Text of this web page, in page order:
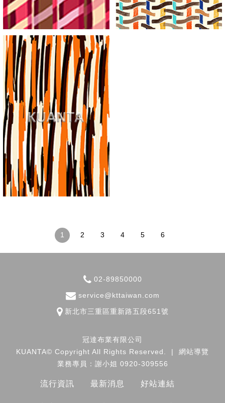
1 2 3 4 5 6
02-89850000
service@kttaiwan.com
新北市三重區重新路五段651號
冠達布業有限公司
KUANTA© Copyright All Rights Reserved.
| 網站導覽
業務專員：謝小姐 0920-309556
流行資訊 最新消息 好站連結